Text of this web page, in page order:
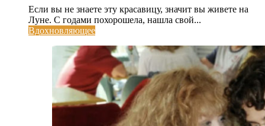
Если вы не знаете эту красавицу, значит вы живете на
Луне. С годами похорошела, нашла свой...
Вдохновляющее